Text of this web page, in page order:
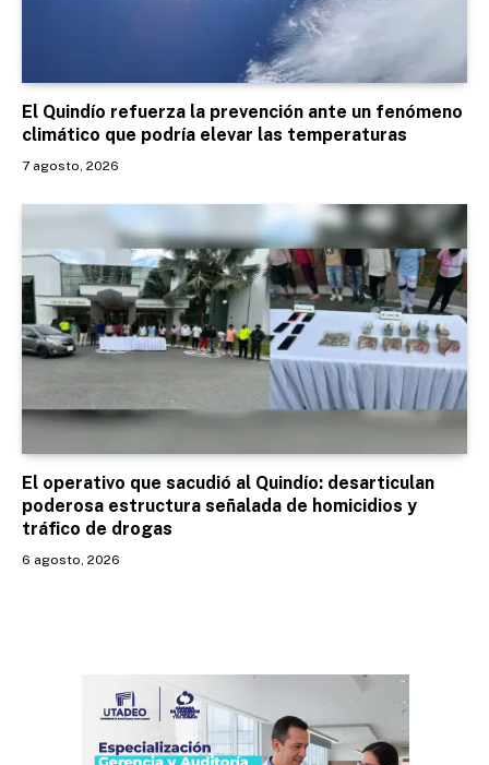
El Quindío refuerza la prevención ante un fenómeno
climático que podría elevar las temperaturas
7 agosto, 2026
El operativo que sacudió al Quindío: desarticulan
poderosa estructura señalada de homicidios y
tráfico de drogas
6 agosto, 2026